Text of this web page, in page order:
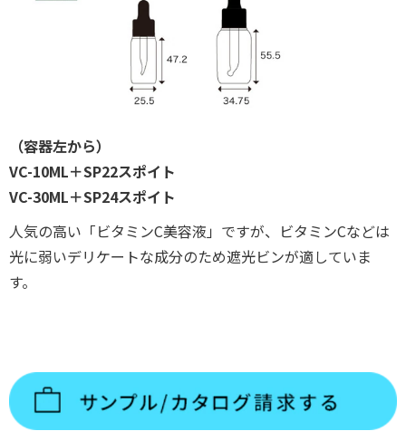
（容器左から）
VC-10ML＋SP22スポイト
VC-30ML＋SP24スポイト
人気の高い「ビタミンC美容液」ですが、ビタミンCなどは
光に弱いデリケートな成分のため遮光ビンが適していま
す。